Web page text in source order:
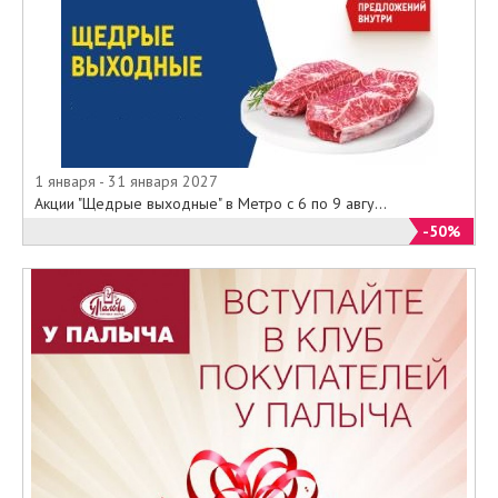
картами, но не более 5 шт. в
одном чеке.
Ограничения
В случае если сумма чека больше
номинала предъявленной к
доплата осуществляется только
наличными денежными
банковские карты или бонусы не
допускается).
1 января - 31 января 2027
Акции "Щедрые выходные" в Метро с 6 по 9 авгу...
-50%